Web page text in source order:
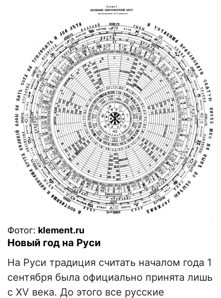
Фотог: klement.ru
Новый год на Руси
На Руси традиция считать началом года 1
сентября была официально принята лишь
с XV века. До этого все русские